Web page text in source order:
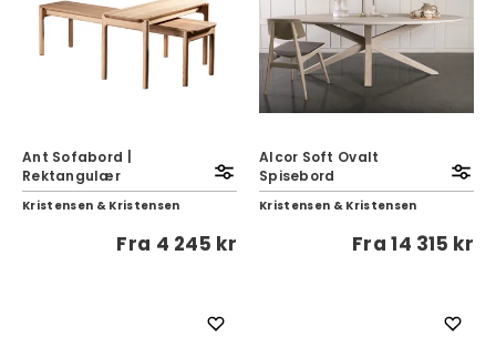
Ant Sofabord |
Rektangulær
Kristensen & Kristensen
Fra 4 245 kr
Alcor Soft Ovalt
Spisebord
Kristensen & Kristensen
Fra14 315 kr